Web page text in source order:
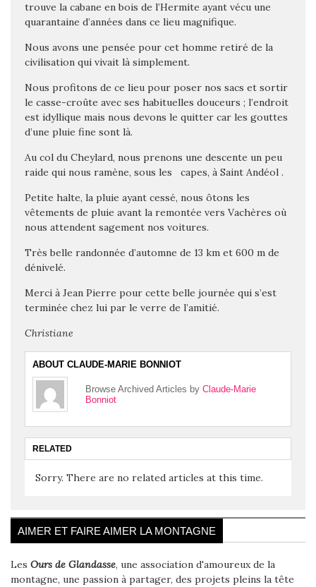
trouve la cabane en bois de l’Hermite ayant vécu une
quarantaine d’années dans ce lieu magnifique.
Nous avons une pensée pour cet homme retiré de la
civilisation qui vivait là simplement.
Nous profitons de ce lieu pour poser nos sacs et sortir
le casse-croûte avec ses habituelles douceurs ; l’endroit
est idyllique mais nous devons le quitter car les gouttes
d’une pluie fine sont là.
Au col du Cheylard, nous prenons une descente un peu
raide qui nous ramène, sous les capes, à Saint Andéol .
Petite halte, la pluie ayant cessé, nous ôtons les
vêtements de pluie avant la remontée vers Vachères où
nous attendent sagement nos voitures.
Très belle randonnée d’automne de 13 km et 600 m de
dénivelé.
Merci à Jean Pierre pour cette belle journée qui s’est
terminée chez lui par le verre de l’amitié.
Christiane
ABOUT CLAUDE-MARIE BONNIOT
Browse Archived Articles by Claude-Marie
Bonniot
RELATED
Sorry. There are no related articles at this time.
AIMER ET FAIRE AIMER LA MONTAGNE
Les Ours de Glandasse, une association d'amoureux de la
montagne, une passion à partager, des projets pleins la tête